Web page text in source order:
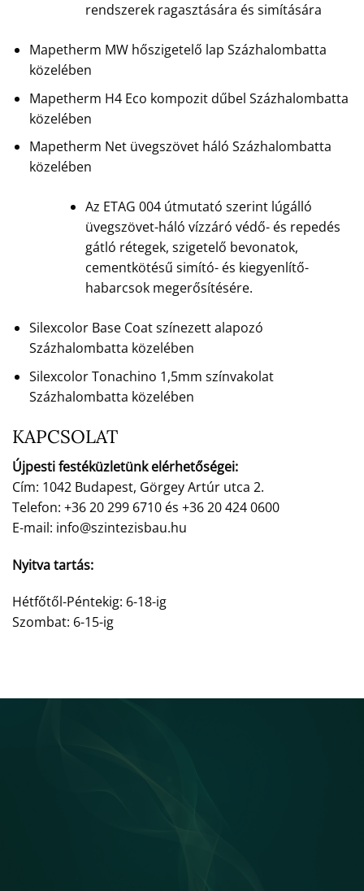
rendszerek ragasztására és simítására
Mapetherm MW hőszigetelő lap Százhalombatta
közelében
Mapetherm H4 Eco kompozit dűbel Százhalombatta
közelében
Mapetherm Net üvegszövet háló Százhalombatta
közelében
Az ETAG 004 útmutató szerint lúgálló
üvegszövet-háló vízzáró védő- és repedés
gátló rétegek, szigetelő bevonatok,
cementkötésű simító- és kiegyenlítő-
habarcsok megerősítésére.
Silexcolor Base Coat színezett alapozó
Százhalombatta közelében
Silexcolor Tonachino 1,5mm színvakolat
Százhalombatta közelében
KAPCSOLAT
Újpesti festéküzletünk elérhetőségei:
Cím: 1042 Budapest, Görgey Artúr utca 2.
Telefon: +36 20 299 6710 és +36 20 424 0600
E-mail: info@szintezisbau.hu
Nyitva tartás:
Hétfőtől-Péntekig: 6-18-ig
Szombat: 6-15-ig